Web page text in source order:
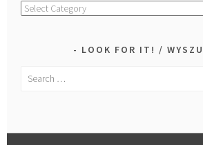
Categories
LOOK FOR IT! /
Search